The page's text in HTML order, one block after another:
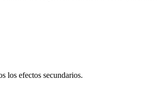
los efectos secundarios.